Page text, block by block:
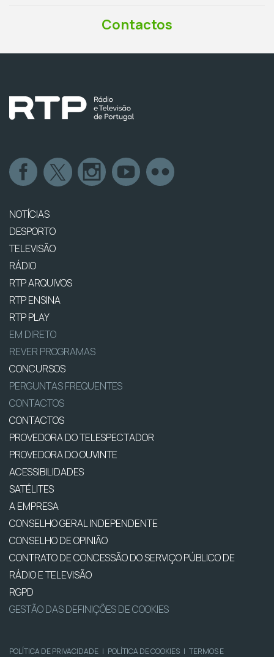
Contactos
NOTÍCIAS
DESPORTO
TELEVISÃO
RÁDIO
RTP ARQUIVOS
RTP ENSINA
RTP PLAY
EM DIRETO
REVER PROGRAMAS
CONCURSOS
PERGUNTAS FREQUENTES
CONTACTOS
CONTACTOS
PROVEDORA DO TELESPECTADOR
PROVEDORA DO OUVINTE
ACESSIBILIDADES
SATÉLITES
A EMPRESA
CONSELHO GERAL INDEPENDENTE
CONSELHO DE OPINIÃO
CONTRATO DE CONCESSÃO DO SERVIÇO PÚBLICO DE
RÁDIO E TELEVISÃO
RGPD
GESTÃO DAS DEFINIÇÕES DE COOKIES
POLÍTICA DE PRIVACIDADE | POLÍTICA DE COOKIES | TERMOS E